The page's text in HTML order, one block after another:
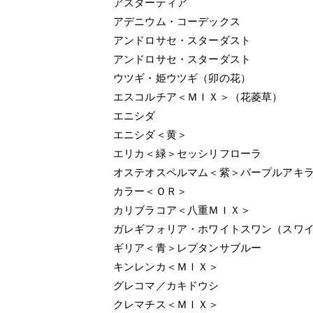
アスターティア
アデニウム・コーデックス
アンドロサセ・スターダスト
アンドロサセ・スターダスト
ウツギ・姫ウツギ（卯の花）
エスコルチア＜ＭＩＸ＞（花菱草）
エニシダ
エニシダ＜黄＞
エリカ＜緑＞セッシリフローラ
オステオスペルマム＜紫＞パープルアキラ
カラー＜ＯＲ＞
カリブラコア＜八重ＭＩＸ＞
ガレギフォリア・ホワイトスワン（スワイ
ギリア＜青＞レプタンサブルー
キンレンカ＜ＭＩＸ＞
グレコマ／カキドウシ
クレマチス＜ＭＩＸ＞